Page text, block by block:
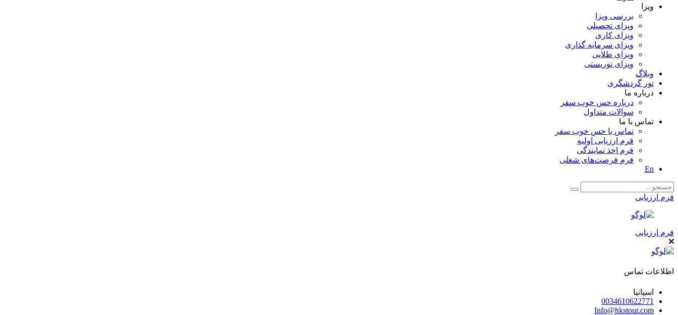
ویزا
بررسی ویزا
ویزای تحصیلی
ویزای کاری
ویزای سرمایه گذاری
ویزای طلایی
ویزای توریستی
وبلاگ
تور گردشگری
درباره ما
درباره حس خوب سفر
سوالات متداول
تماس با ما
تماس با حس خوب سفر
فرم ارزیابی اولیه
فرم اخذ نمایندگی
فرم فرصت‌های شغلی
En
فرم ارزیابی
فرم ارزیابی
اطلاعات تماس
اسپانیا
0034610622771
Info@hkstour.com